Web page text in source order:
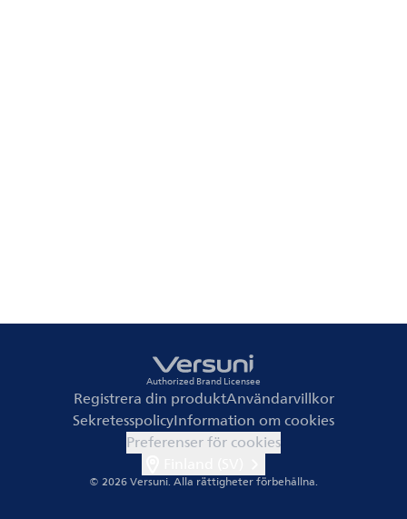
Authorized Brand Licensee
Registrera din produktAnvändarvillkor
SekretesspolicyInformation om cookies
Preferenser för cookies
© 2026 Versuni.Alla rättigheter förbehållna.